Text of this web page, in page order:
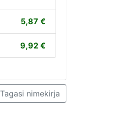
5,87
9,92
Tagasi nimekirja